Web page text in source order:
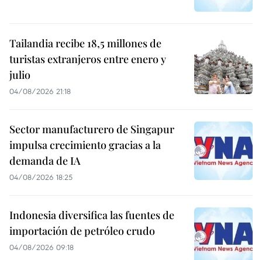
Tailandia recibe 18,5 millones de
turistas extranjeros entre enero y
julio
04/08/2026 21:18
Sector manufacturero de Singapur
impulsa crecimiento gracias a la
demanda de IA
04/08/2026 18:25
Indonesia diversifica las fuentes de
importación de petróleo crudo
04/08/2026 09:18